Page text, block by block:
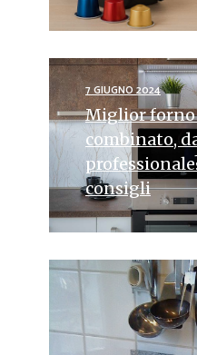
7 GIUGNO 2024
Miglior forno
combinato,
consigli